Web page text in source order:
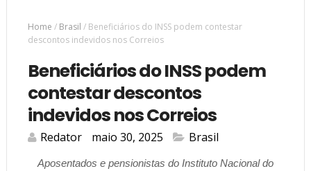
Home / Brasil / Beneficiários do INSS podem contestar
descontos indevidos nos Correios
Beneficiários do INSS podem
contestar descontos
indevidos nos Correios
Redator maio 30, 2025 Brasil
Aposentados e pensionistas do Instituto Nacional do